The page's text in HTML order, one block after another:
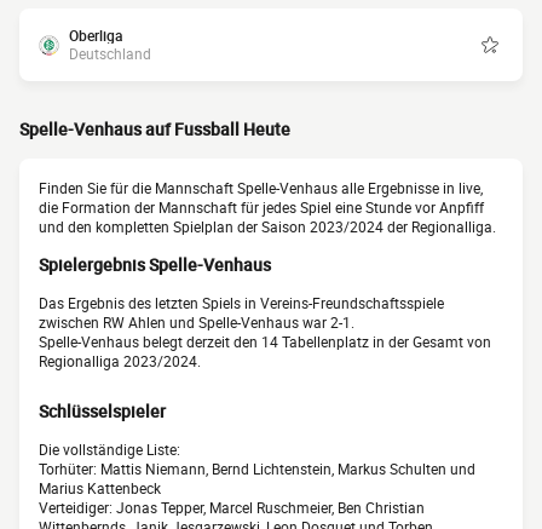
Oberliga
Deutschland
Spelle-Venhaus auf Fussball Heute
Finden Sie für die Mannschaft Spelle-Venhaus alle Ergebnisse in live,
die Formation der Mannschaft für jedes Spiel eine Stunde vor Anpfiff
und den kompletten Spielplan der Saison 2023/2024 der Regionalliga.
Spielergebnis Spelle-Venhaus
Das Ergebnis des letzten Spiels in Vereins-Freundschaftsspiele
zwischen RW Ahlen und Spelle-Venhaus war 2-1.
Spelle-Venhaus belegt derzeit den 14 Tabellenplatz in der Gesamt von
Regionalliga 2023/2024.
Schlüsselspieler
Die vollständige Liste:
Torhüter: Mattis Niemann, Bernd Lichtenstein, Markus Schulten und
Marius Kattenbeck
Verteidiger: Jonas Tepper, Marcel Ruschmeier, Ben Christian